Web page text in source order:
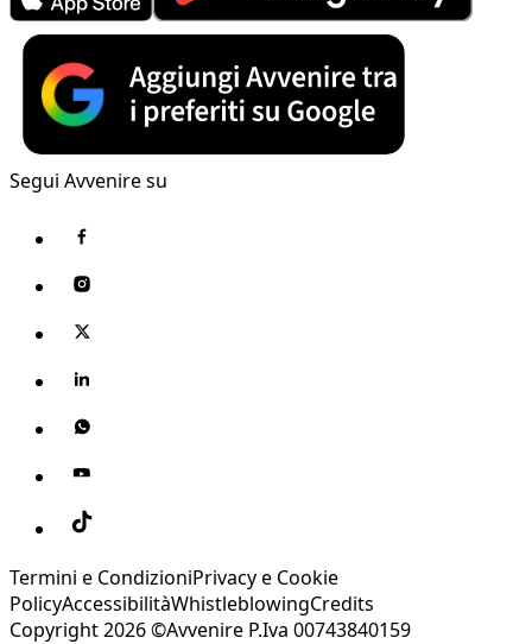
Segui Avvenire su
Termini e CondizioniPrivacy e Cookie
PolicyAccessibilitàWhistleblowingCredits
Copyright 2026 ©Avvenire P.Iva 00743840159